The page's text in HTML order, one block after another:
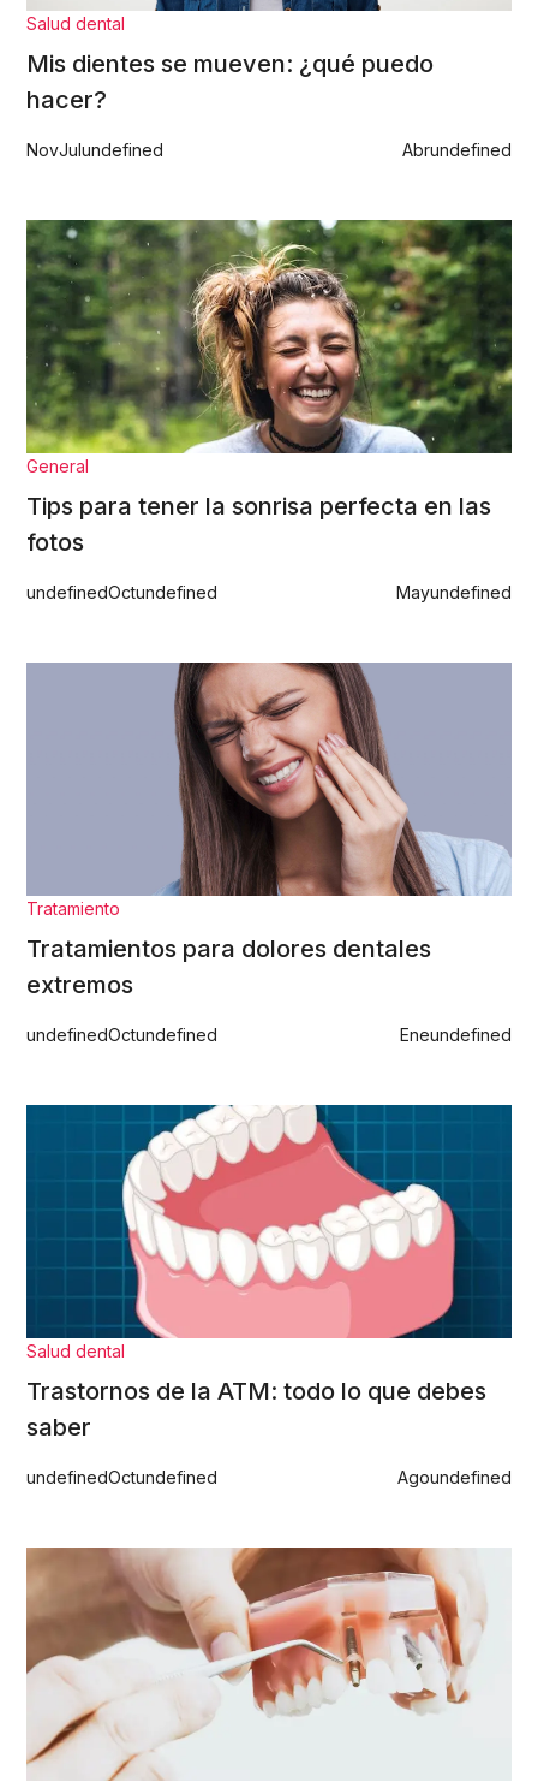
Salud dental
Mis dientes se mueven: ¿qué puedo
hacer?
NovJulundefined Abrundefined
General
Tips para tener la sonrisa perfecta en las
fotos
undefinedOctundefined Mayundefined
Tratamiento
Tratamientos para dolores dentales
extremos
undefinedOctundefined Eneundefined
Salud dental
Trastornos de la ATM: todo lo que debes
saber
undefinedOctundefined Agoundefined